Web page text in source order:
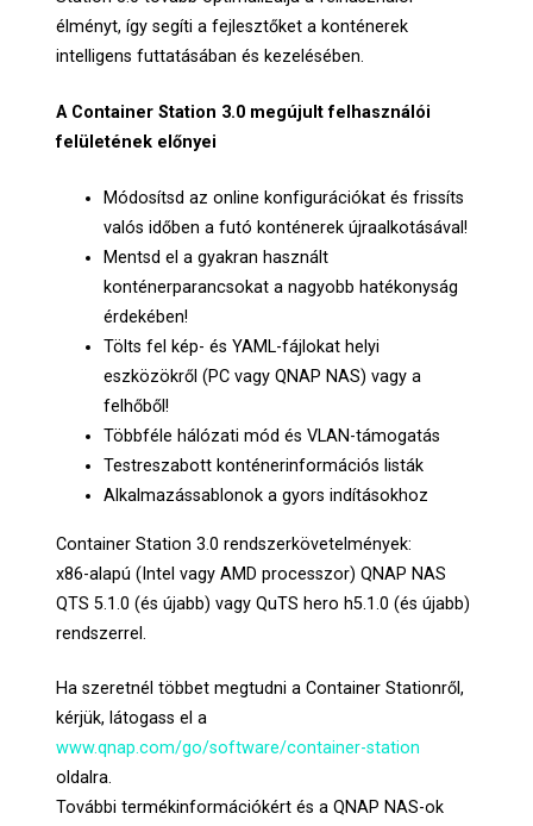
élményt, így segíti a fejlesztőket a konténerek
intelligens futtatásában és kezelésében.
A Container Station 3.0 megújult felhasználói
felületének előnyei
Módosítsd az online konfigurációkat és frissíts
valós időben a futó konténerek újraalkotásával!
Mentsd el a gyakran használt
konténerparancsokat a nagyobb hatékonyság
érdekében!
Tölts fel kép- és YAML-fájlokat helyi
eszközökről (PC vagy QNAP NAS) vagy a
felhőből!
Többféle hálózati mód és VLAN-támogatás
Testreszabott konténerinformációs listák
Alkalmazássablonok a gyors indításokhoz
Container Station 3.0 rendszerkövetelmények:
x86-alapú (Intel vagy AMD processzor) QNAP NAS
QTS 5.1.0 (és újabb) vagy QuTS hero h5.1.0 (és újabb)
rendszerrel.
Ha szeretnél többet megtudni a Container Stationről,
kérjük, látogass el a
www.qnap.com/go/software/container-station
oldalra.
További termékinformációkért és a QNAP NAS-ok